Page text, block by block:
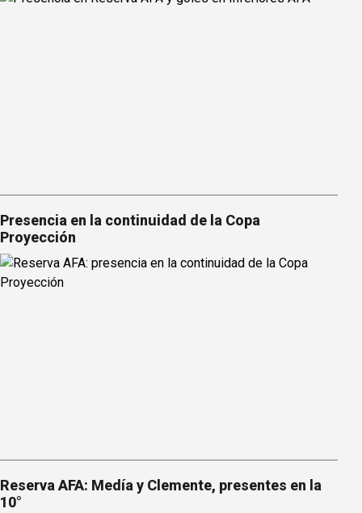
Presencia en la continuidad de la Copa
Proyección
Reserva AFA: Medía y Clemente, presentes en la
10°